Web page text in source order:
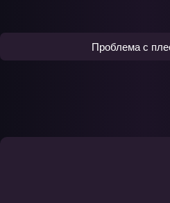
Проблема с